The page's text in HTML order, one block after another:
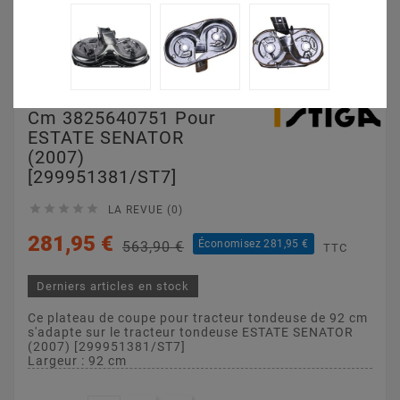
Cm 3825640751 Pour
ESTATE SENATOR
(2007)
[299951381/ST7]
     LA REVUE (0)
281,95 € 563,90 € Économisez 281,95 € TTC
Derniers articles en stock
Ce plateau de coupe pour tracteur tondeuse de 92 cm
s'adapte sur le tracteur tondeuse ESTATE SENATOR
(2007) [299951381/ST7]
Largeur : 92 cm